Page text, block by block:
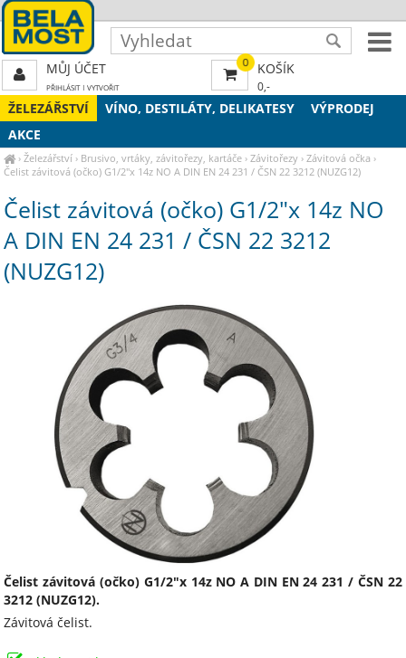
ŽELEZÁŘSTVÍ VÍNO, DESTILÁTY, DELIKATESY
VÝPRODEJ
AKCE
›Železářství › Brusivo, vrtáky, závitořezy, kartáče ›Závitořezy ›Závitová očka ›
Čelist závitová (očko) G1/2"x 14z NO A DIN EN 24 231 / ČSN 22 3212 (NUZG12)
Čelist závitová (očko) G1/2"x 14z NO
A DIN EN 24 231 / ČSN 22 3212
(NUZG12)
Čelist závitová (očko) G1/2"x 14z NO A DIN EN 24 231 / ČSN 22
3212 (NUZG12).
Závitová čelist.
0 KOŠÍK
0,-
MŮJ ÚČET
PŘIHLÁSIT| VYTVOŘIT